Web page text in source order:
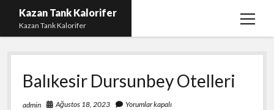
Kazan Tank Kalorifer
Kazan Tank Kalorifer
menüyü
Igtv Beğeni Çoğaltma
Liste
Sayfa Listesi
Balıkesir Dursunbey Otelleri
admin Ağustos 18, 2023 Yorumlar kapalı